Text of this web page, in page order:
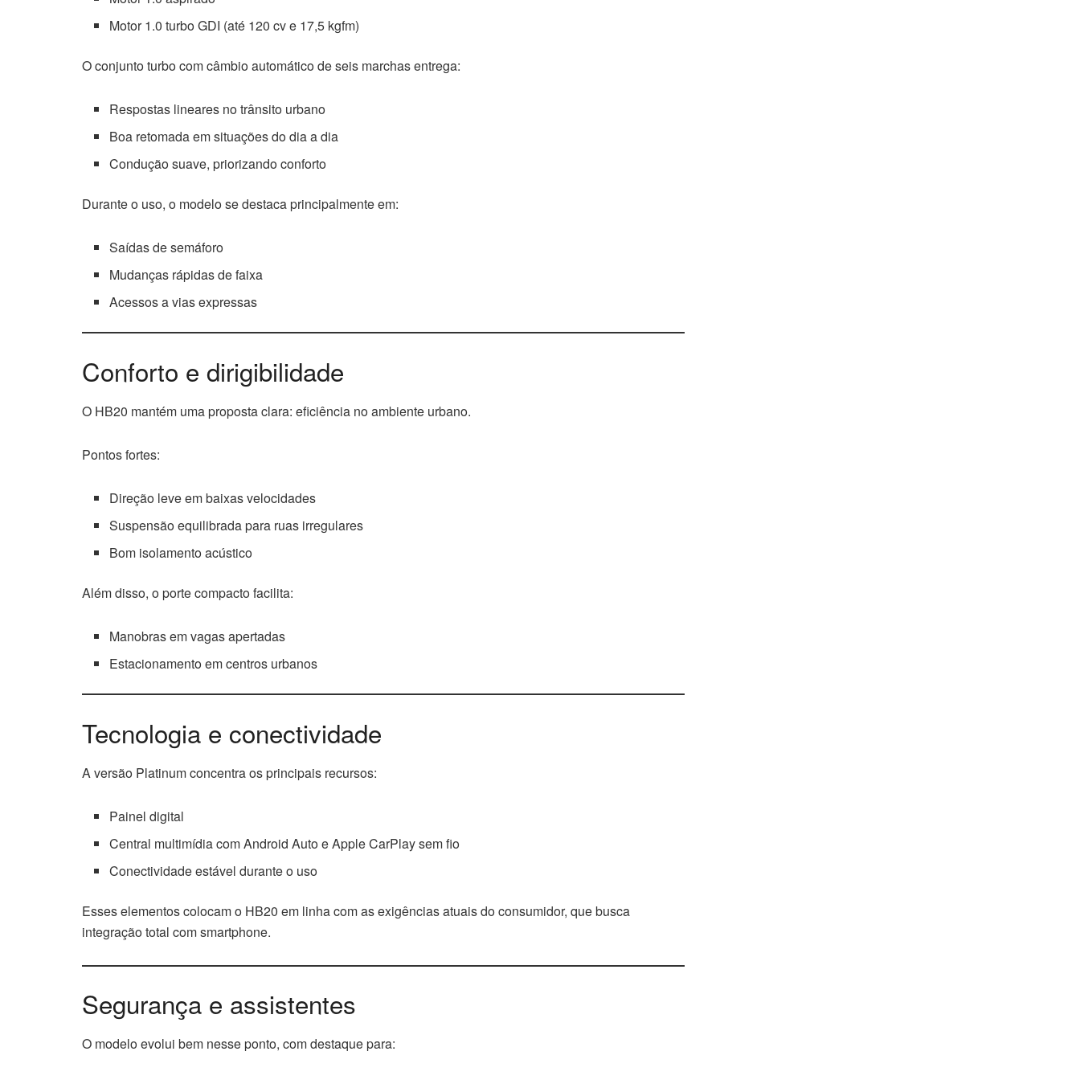
Motor 1.0 turbo GDI (até 120 cv e 17,5 kgfm)
O conjunto turbo com câmbio automático de seis marchas entrega:
Respostas lineares no trânsito urbano
Boa retomada em situações do dia a dia
Condução suave, priorizando conforto
Durante o uso, o modelo se destaca principalmente em:
Saídas de semáforo
Mudanças rápidas de faixa
Acessos a vias expressas
Conforto e dirigibilidade
O HB20 mantém uma proposta clara: eficiência no ambiente urbano.
Pontos fortes:
Direção leve em baixas velocidades
Suspensão equilibrada para ruas irregulares
Bom isolamento acústico
Além disso, o porte compacto facilita:
Manobras em vagas apertadas
Estacionamento em centros urbanos
Tecnologia e conectividade
A versão Platinum concentra os principais recursos:
Painel digital
Central multimídia com Android Auto e Apple CarPlay sem fio
Conectividade estável durante o uso
Esses elementos colocam o HB20 em linha com as exigências atuais do consumidor, que busca
integração total com smartphone.
Segurança e assistentes
O modelo evolui bem nesse ponto, com destaque para: